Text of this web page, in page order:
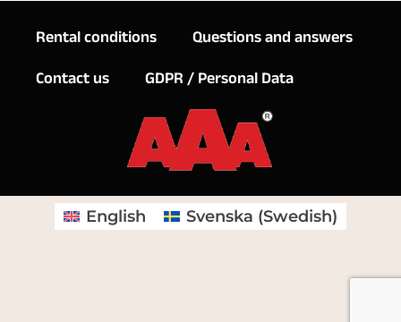
Rental conditions
Questions and answers
Contact us
GDPR / Personal Data
English Svenska (Swedish)